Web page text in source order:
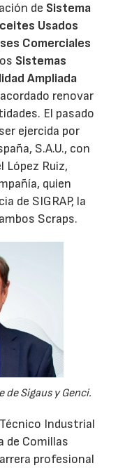
de Sistema
Usados
Comerciales
Sistemas
Ampliada
renovar
El pasado
ejercida por
S.A.U., con
López Ruiz,
quien
de SIGRAP, la
Scraps.
de Sigaus y Genci.
Industrial
de Comillas
profesional